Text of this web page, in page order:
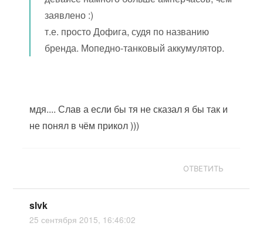
заявлено :)
т.е. просто Дофига, судя по названию
бренда. Мопедно-танковый аккумулятор.
мдя.... Слав а если бы тя не сказал я бы так и
не понял в чём прикол )))
ОТВЕТИТЬ
slvk
25 сентября 2015, 16:46:02